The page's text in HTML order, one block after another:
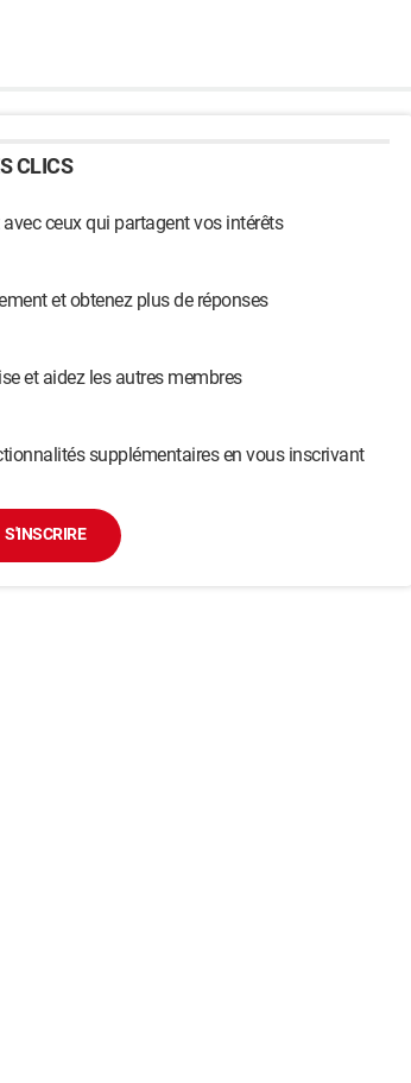
CLICS
ceux qui partagent vos intérêts
et obtenez plus de réponses
et aidez les autres membres
supplémentaires en vous inscrivant
S'INSCRIRE